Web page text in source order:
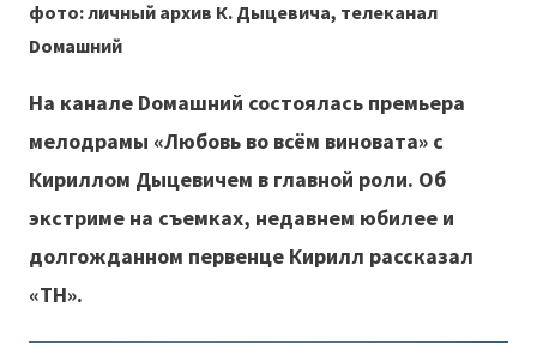
фото: личный архив К. Дыцевича, телеканал
Dомашний
На канале Dомашний состоялась премьера
мелодрамы «Любовь во всём виновата» с
Кириллом Дыцевичем в главной роли. Об
экстриме на съемках, недавнем юбилее и
долгожданном первенце Кирилл рассказал
«ТН».